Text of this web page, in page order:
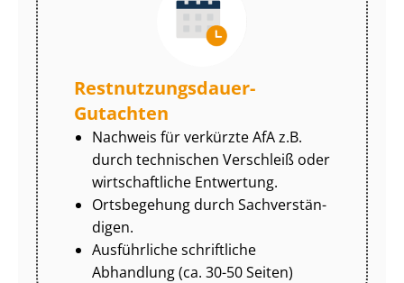
Rest­nut­zungs­dau­er-
Gutachten
Nachweis für verkürzte AfA z.B.
durch technischen Verschleiß oder
wirtschaftliche Entwertung.
Ortsbegehung durch Sach­ver­stän­
di­gen.
Ausführliche schriftliche
Abhandlung (ca. 30-50 Seiten)